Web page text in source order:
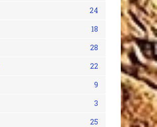
24
18
28
22
9
3
25